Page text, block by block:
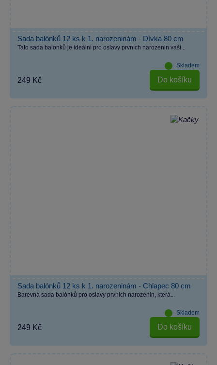
Sada balónků 12 ks k 1. narozeninám - Dívka 80 cm
Tato sada balonků je ideální pro oslavy prvních narozenin vaší...
Skladem
249 Kč Do košíku
Sada balónků 12 ks k 1. narozeninám - Chlapec 80 cm
Barevná sada balónků pro oslavy prvních narozenin, která...
Skladem
249 Kč Do košíku